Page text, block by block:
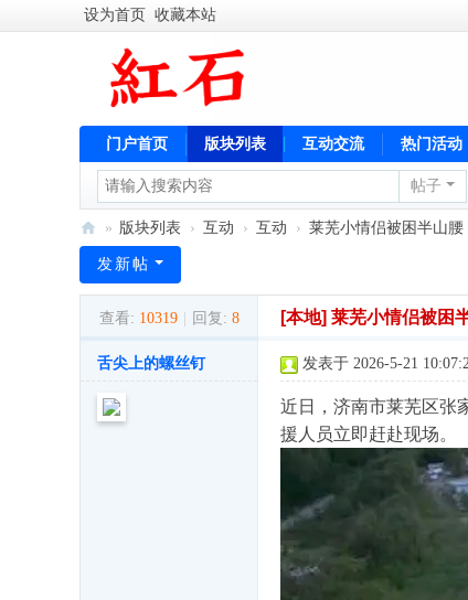
设为首页 收藏本站
门户首页 版块列表 互动交流 热门活动
便民服务
帖子
石
» 版块列表 › 互动 › 互动 › 莱芜小情侣被困半山腰
发新帖
查看: 10319 回复: 8 [本地] 莱芜小情侣被困
舌尖上的螺丝钉 发表于 2026-5-21
近日，济南市莱芜区张
援人员立即赶赴现场